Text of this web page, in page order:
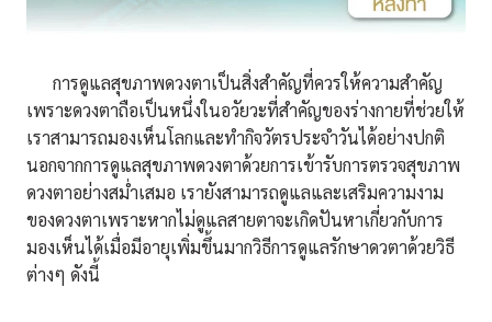
การดูแลสุขภาพดวงตาเป็นสิ่งสำคัญที่ควรให้ความสำคัญ
เพราะดวงตาถือเป็นหนึ่งในอวัยวะที่สำคัญของร่างกายที่ช่วยให้
เราสามารถมองเห็นโลกและทำกิจวัตรประจำวันได้อย่างปกติ
นอกจากการดูแลสุขภาพดวงตาด้วยการเข้ารับการตรวจสุขภาพ
ดวงตาอย่างสม่ำเสมอ เรายังสามารถดูแลและเสริมความงาม
ของดวงตาเพราะหากไม่ดูแลสายตาจะเกิดปันหาเกี่ยวกับการ
มองเห็นได้เมื่อมีอายุเพิ่มขึ้นมากวิธีการดูแลรักษาดวตาด้วยวิธี
ต่างๆ ดังนี้